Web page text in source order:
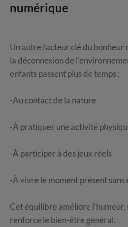
numérique
Un autre facteur clé du bonheur
la déconnexion de
enfants passent plus de temps :
-Au contact de la nature
-À pratiquer une activité
-À participer à des jeux réels
-À vivre le moment présent sans
Cet équilibre améliore
renforce le bien-être général.